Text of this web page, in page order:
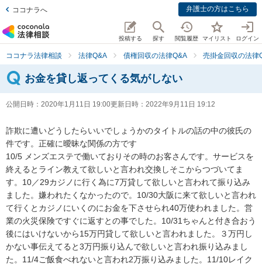
ココナラへ 弁護士の方はこちら
投稿する 探す 閲覧履歴 マイリスト ログイン
ココナラ法律相談 法律Q&A 債権回収の法律Q&A 売掛金回収の法律
お金を貸し返ってくる気がしない
公開日時： 2020年1月11日 19:00更新日時： 2022年9月11日 19:12
詐欺に遭いどうしたらいいでしょうかのタイトルの話の中の彼氏の
件です。正確に曖昧な関係の方です
10/5 メンズエステで働いておりその時のお客さんです。サービスを
終えるとライン教えて欲しいと言われ交換しそこからつづいてま
す。10／29カジノに行く為に7万貸して欲しいと言われて振り込み
ました。嫌われたくなかったので。10/30大阪に来て欲しいと言われ
て行くとカジノにいくのにお金を下させられ40万使われました。営
業の火災保険ですぐに返すとの事でした。10/31ちゃんと付き合おう
後にはいけないから15万円貸して欲しいと言われました。３万円し
かない事伝えてると3万円振り込んで欲しいと言われ振り込みまし
た。11/4ご飯食べれないと言われ2万振り込みました。11/10レイク